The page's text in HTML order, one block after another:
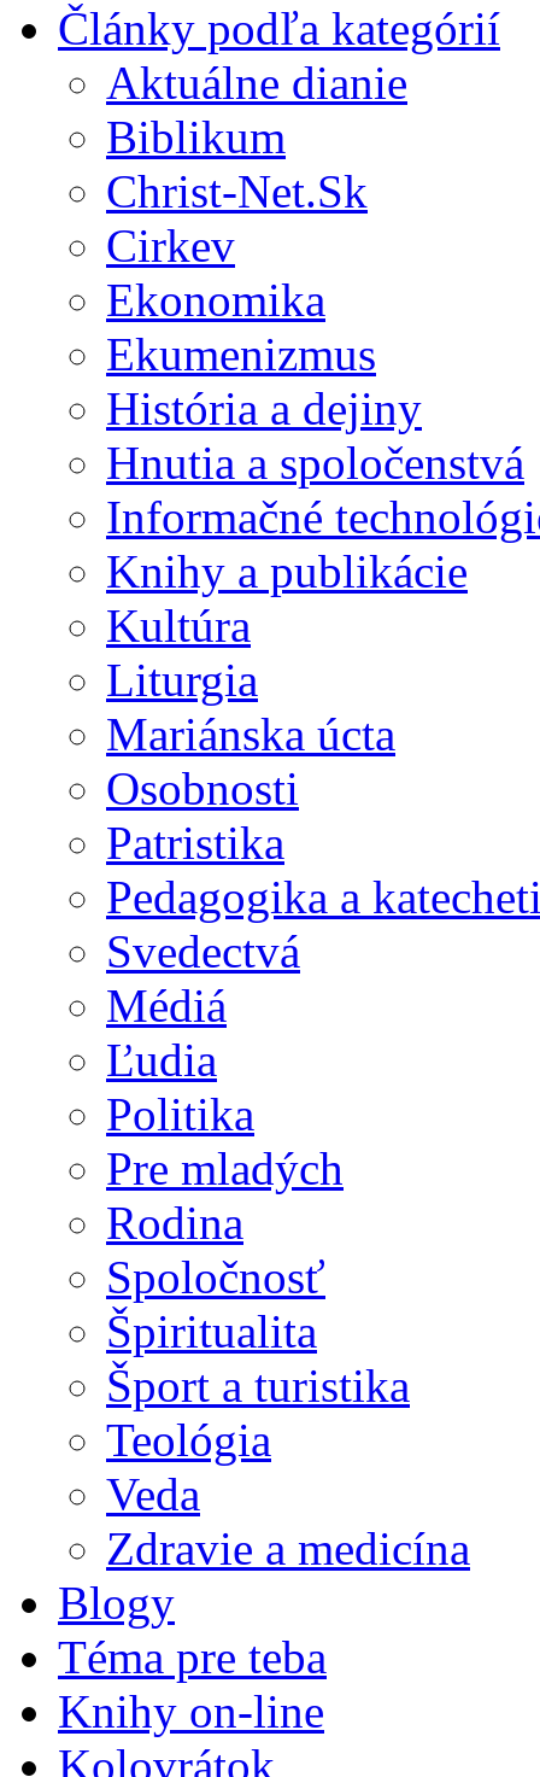
Články podľa kategórií
Aktuálne dianie
Biblikum
Christ-Net.Sk
Cirkev
Ekonomika
Ekumenizmus
História a dejiny
Hnutia a spoločenstvá
Informačné
Knihy a publikácie
Kultúra
Liturgia
Mariánska úcta
Osobnosti
Patristika
Pedagogika a
Svedectvá
Médiá
Ľudia
Politika
Pre mladých
Rodina
Spoločnosť
Špiritualita
Šport a turistika
Teológia
Veda
Zdravie a medicína
Blogy
Téma pre teba
Knihy on-line
Kolovrátok